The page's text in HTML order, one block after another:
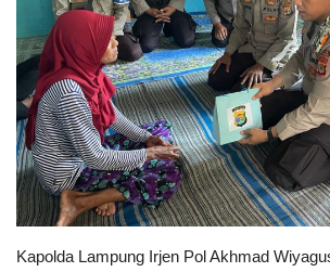
Cybers Event
UMKM & Ekonomi Kreatif
Pekerja Migran Indonesia
Ekonomi
Kapolda Lampung Irjen Pol Akhmad